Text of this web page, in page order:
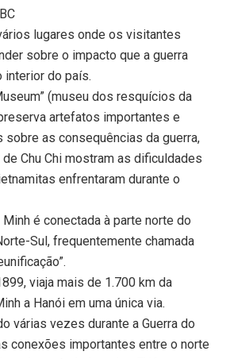
lugares onde os visitantes
sobre o impacto que a guerra
interior do país.
(museu dos resquícios da
artefatos importantes e
as consequências da guerra,
Chu Chi mostram as dificuldades
enfrentaram durante o
é conectada à parte norte do
Sul, frequentemente chamada
viaja mais de 1.700 km da
a Hanói em uma única via.
várias vezes durante a Guerra do
conexões importantes entre o norte